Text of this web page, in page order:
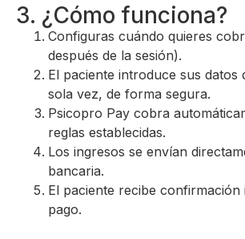
3. ¿Cómo funciona?
Configuras cuándo quieres
después de la sesión).
El paciente introduce sus datos
sola vez, de forma segura.
Psicopro Pay cobra
reglas establecidas.
Los ingresos se envían
bancaria.
El paciente recibe confirmación
pago.